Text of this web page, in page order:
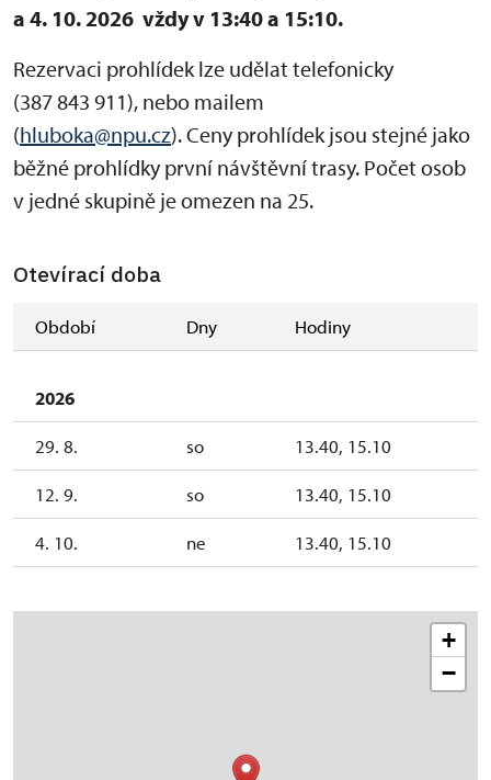
a 4. 10. 2026 vždy v 13:40 a 15:10.
Rezervaci prohlídek lze udělat telefonicky
(387 843 911), nebo mailem
(hluboka@npu.cz). Ceny prohlídek jsou stejné jako
běžné prohlídky první návštěvní trasy. Počet osob
v jedné skupině je omezen na 25.
Otevírací doba
Období Dny Hodiny
2026
29. 8. so 13.40, 15.10
12. 9. so 13.40, 15.10
4. 10. ne 13.40, 15.10
+
−